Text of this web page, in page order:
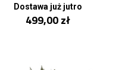
Dostawa już jutro
499,00 zł